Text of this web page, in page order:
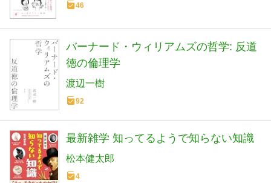
46
バーナード・ウィリアムズの哲学: 反道
徳の倫理学
渡辺一樹
92
最新雑学 知ってるようで知らない知識
松本健太郎
4